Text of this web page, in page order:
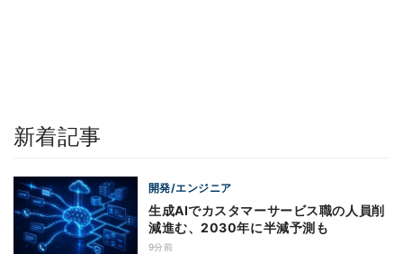
新着記事
開発/エンジニア
生成AIでカスタマーサービス職の人員削
減進む、2030年に半減予測も
9分前